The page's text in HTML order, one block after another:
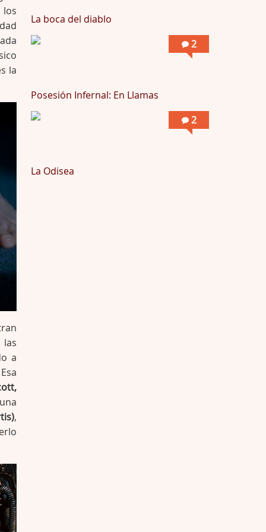
la
las
a
,
La boca del diablo
2
Posesión Infernal: En Llamas
2
La Odisea